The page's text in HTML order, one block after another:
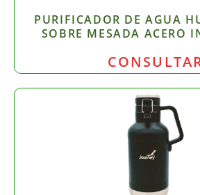
PURIFICADOR DE AGUA
SOBRE MESADA ACERO